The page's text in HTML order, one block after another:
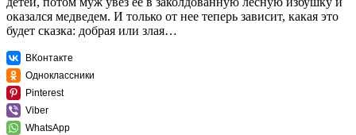
оказался медведем. И только от нее теперь зависит, какая это
будет сказка: добрая или злая…
ВКонтакте
Одноклассники
Pinterest
Viber
WhatsApp